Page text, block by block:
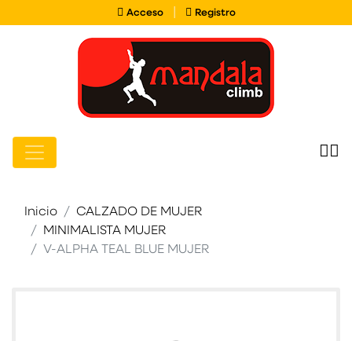
Acceso
Acceso Registro
Registro
Inicio
CALZADO DE MUJER
MINIMALISTA MUJER
V-ALPHA TEAL BLUE MUJER
Cargando imágenes de producto